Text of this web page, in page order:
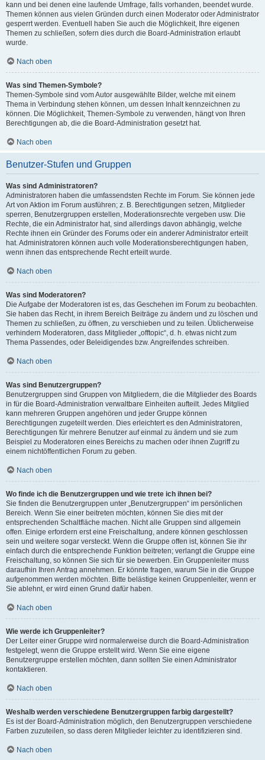
kann und bei denen eine laufende Umfrage, falls vorhanden, beendet wurde.
Themen können aus vielen Gründen durch einen Moderator oder Administrator
gesperrt werden. Eventuell haben Sie auch die Möglichkeit, Ihre eigenen
Themen zu schließen, sofern dies durch die Board-Administration erlaubt
wurde.
Nach oben
Was sind Themen-Symbole?
Themen-Symbole sind vom Autor ausgewählte Bilder, welche mit einem
Thema in Verbindung stehen können, um dessen Inhalt kennzeichnen zu
können. Die Möglichkeit, Themen-Symbole zu verwenden, hängt von Ihren
Berechtigungen ab, die die Board-Administration gesetzt hat.
Nach oben
Benutzer-Stufen und Gruppen
Was sind Administratoren?
Administratoren haben die umfassendsten Rechte im Forum. Sie können jede
Art von Aktion im Forum ausführen; z. B. Berechtigungen setzen, Mitglieder
sperren, Benutzergruppen erstellen, Moderationsrechte vergeben usw. Die
Rechte, die ein Administrator hat, sind allerdings davon abhängig, welche
Rechte ihnen ein Gründer des Forums oder ein anderer Administrator erteilt
hat. Administratoren können auch volle Moderationsberechtigungen haben,
wenn ihnen das entsprechende Recht erteilt wurde.
Nach oben
Was sind Moderatoren?
Die Aufgabe der Moderatoren ist es, das Geschehen im Forum zu beobachten.
Sie haben das Recht, in ihrem Bereich Beiträge zu ändern und zu löschen und
Themen zu schließen, zu öffnen, zu verschieben und zu teilen. Üblicherweise
verhindern Moderatoren, dass Mitglieder „offtopic“, d. h. etwas nicht zum
Thema Passendes, oder Beleidigendes bzw. Angreifendes schreiben.
Nach oben
Was sind Benutzergruppen?
Benutzergruppen sind Gruppen von Mitgliedern, die die Mitglieder des Boards
in für die Board-Administration verwaltbare Einheiten aufteilt. Jedes Mitglied
kann mehreren Gruppen angehören und jeder Gruppe können
Berechtigungen zugeteilt werden. Dies erleichtert es den Administratoren,
Berechtigungen für mehrere Benutzer auf einmal zu ändern und sie zum
Beispiel zu Moderatoren eines Bereichs zu machen oder ihnen Zugriff zu
einem nichtöffentlichen Forum zu geben.
Nach oben
Wo finde ich die Benutzergruppen und wie trete ich ihnen bei?
Sie finden die Benutzergruppen unter „Benutzergruppen“ im persönlichen
Bereich. Wenn Sie einer beitreten möchten, können Sie dies mit der
entsprechenden Schaltfläche machen. Nicht alle Gruppen sind allgemein
offen. Einige erfordern erst eine Freischaltung, andere können geschlossen
sein und weitere sogar versteckt. Wenn die Gruppe offen ist, können Sie ihr
einfach durch die entsprechende Funktion beitreten; verlangt die Gruppe eine
Freischaltung, so können Sie sich für sie bewerben. Ein Gruppenleiter muss
daraufhin Ihren Antrag annehmen. Er könnte fragen, warum Sie in die Gruppe
aufgenommen werden möchten. Bitte belästige keinen Gruppenleiter, wenn er
Sie ablehnt, er wird einen Grund dafür haben.
Nach oben
Wie werde ich Gruppenleiter?
Der Leiter einer Gruppe wird normalerweise durch die Board-Administration
festgelegt, wenn die Gruppe erstellt wird. Wenn Sie eine eigene
Benutzergruppe erstellen möchten, dann sollten Sie einen Administrator
kontaktieren.
Nach oben
Weshalb werden verschiedene Benutzergruppen farbig dargestellt?
Es ist der Board-Administration möglich, den Benutzergruppen verschiedene
Farben zuzuteilen, so dass deren Mitglieder leichter zu identifizieren sind.
Nach oben